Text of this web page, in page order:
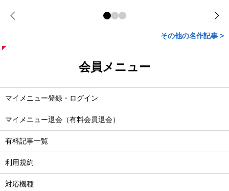
その他の名作記事 >
会員メニュー
マイメニュー登録・ログイン
マイメニュー退会（有料会員退会）
有料記事一覧
利用規約
対応機種